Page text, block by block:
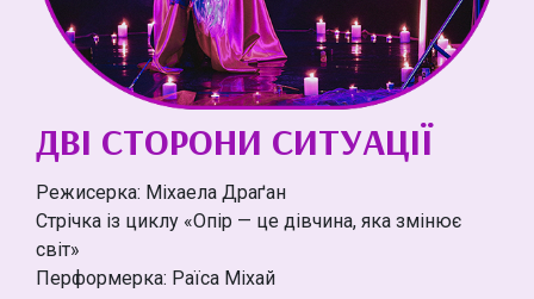
ДВІ СТОРОНИ СИТУАЦІЇ
Режисерка: Міхаела Драґан
Стрічка із циклу «Опір — це дівчина, яка змінює
світ»
Перформерка: Раїса Міхай